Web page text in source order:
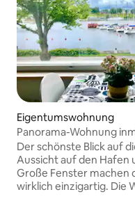
Eigentumswohnung
Panorama-Wohnung
Der schönste Blick auf
Aussicht auf den Hafen
Große Fenster machen
wirklich einzigartig. Die